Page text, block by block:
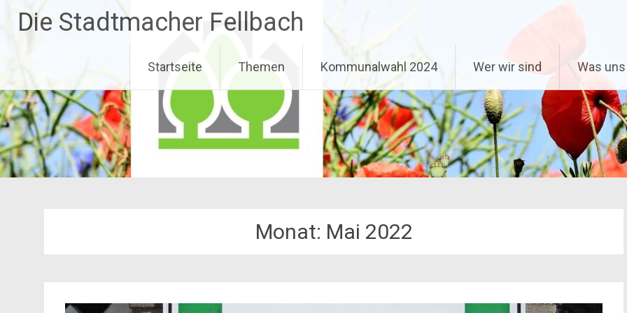
InhaltDie Stadtmacher Fellbach
Startseite Themen Kommunalwahl 2024 Wer wir sind Was
Monat: Mai 2022